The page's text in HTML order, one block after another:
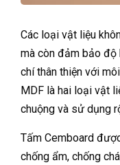
Các loại vật liệu
mà còn đảm bảo độ
chí thân thiện với
MDF là hai loại vật
chuộng và sử dụng
Tấm Cemboard
chống ẩm, chống